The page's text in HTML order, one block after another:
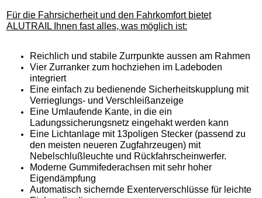
Für die Fahrsicherheit und den Fahrkomfort bietet
ALUTRAIL Ihnen fast alles, was möglich ist:
Reichlich und stabile Zurrpunkte aussen am Rahmen
Vier Zurranker zum hochziehen im Ladeboden
integriert
Eine einfach zu bedienende Sicherheitskupplung mit
Verrieglungs- und Verschleißanzeige
Eine Umlaufende Kante, in die ein
Ladungssicherungsnetz eingehakt werden kann
Eine Lichtanlage mit 13poligen Stecker (passend zu
den meisten neueren Zugfahrzeugen) mit
Nebelschlußleuchte und Rückfahrscheinwerfer.
Moderne Gummifederachsen mit sehr hoher
Eigendämpfung
Automatisch sichernde Exenterverschlüsse für leichte